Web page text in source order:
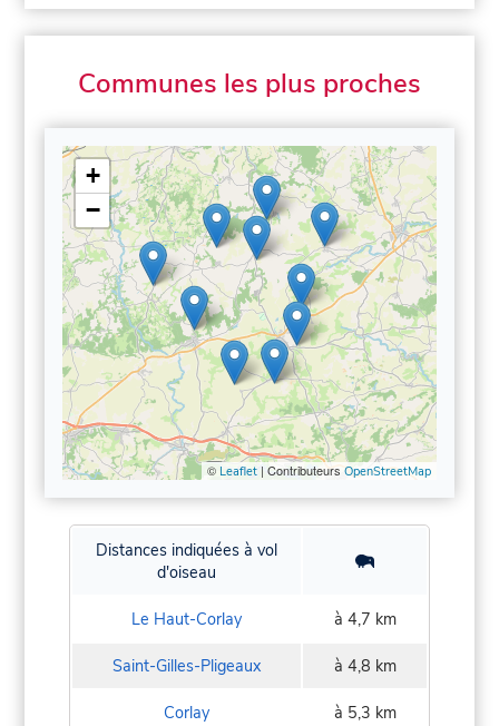
Communes les plus proches
+
−
© Leaflet| Contributeurs OpenStreetMap
Distances indiquées à vol
d'oiseau
Le Haut-Corlay à 4,7 km
Saint-Gilles-Pligeaux à 4,8 km
Corlay à 5,3 km